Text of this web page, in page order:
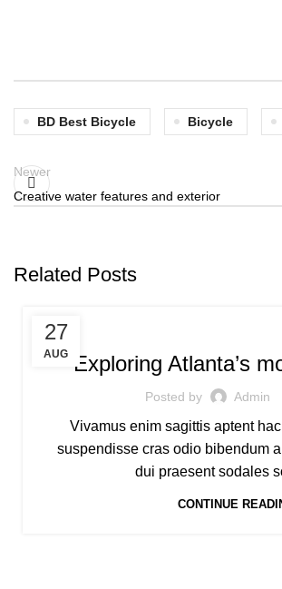
BD Best Bicycle Bicycle
Newer
Creative water features and exterior
Related Posts
27
AUG
MOUNTAIN BICYCLE
Exploring Atlanta’s
Posted by Admin
Vivamus enim sagittis aptent
suspendisse cras odio bibendum
dui praesent sodales
CONTINUE